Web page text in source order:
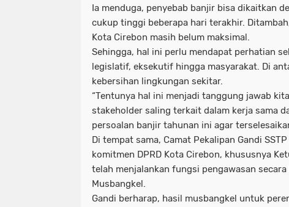
Ia menduga, penyebab banjir bisa dikaitkan
cukup tinggi beberapa hari terakhir.
Kota Cirebon masih belum maksimal.
Sehingga, hal ini perlu mendapat perhatian
legislatif, eksekutif hingga masyarakat. Di
kebersihan lingkungan sekitar.
“Tentunya hal ini menjadi tanggung jawab
stakeholder saling terkait dalam kerja sama
persoalan banjir tahunan ini agar
Di tempat sama, Camat Pekalipan Gandi
komitmen DPRD Kota Cirebon, khususnya
telah menjalankan fungsi pengawasan
Musbangkel.
Gandi berharap, hasil musbangkel untuk